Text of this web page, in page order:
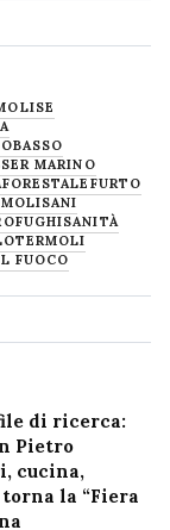
MARINO
FORESTALE FURTO
MOLISANI
SANITÀ
TERMOLI
FUOCO
di ricerca:
Pietro
cucina,
la “Fiera